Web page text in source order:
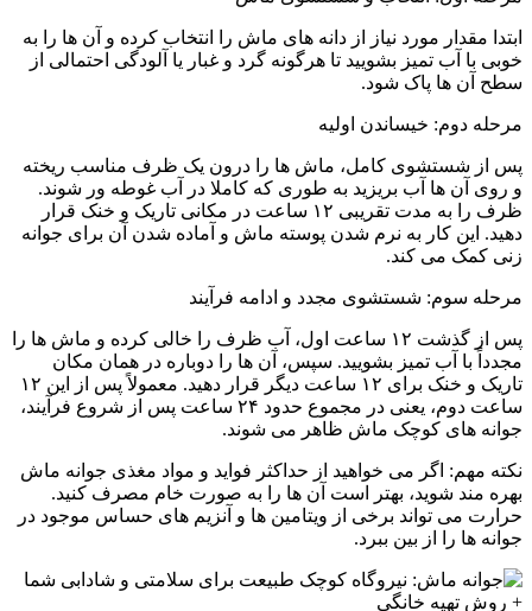
ابتدا مقدار مورد نیاز از دانه های ماش را انتخاب کرده و آن ها را به
خوبی با آب تمیز بشویید تا هرگونه گرد و غبار یا آلودگی احتمالی از
سطح آن ها پاک شود.
مرحله دوم: خیساندن اولیه
پس از شستشوی کامل، ماش ها را درون یک ظرف مناسب ریخته
و روی آن ها آب بریزید به طوری که کاملا در آب غوطه ور شوند.
ظرف را به مدت تقریبی ۱۲ ساعت در مکانی تاریک و خنک قرار
دهید. این کار به نرم شدن پوسته ماش و آماده شدن آن برای جوانه
زنی کمک می کند.
مرحله سوم: شستشوی مجدد و ادامه فرآیند
پس از گذشت ۱۲ ساعت اول، آب ظرف را خالی کرده و ماش ها را
مجدداً با آب تمیز بشویید. سپس، آن ها را دوباره در همان مکان
تاریک و خنک برای ۱۲ ساعت دیگر قرار دهید. معمولاً پس از این ۱۲
ساعت دوم، یعنی در مجموع حدود ۲۴ ساعت پس از شروع فرآیند،
جوانه های کوچک ماش ظاهر می شوند.
نکته مهم: اگر می خواهید از حداکثر فواید و مواد مغذی جوانه ماش
بهره مند شوید، بهتر است آن ها را به صورت خام مصرف کنید.
حرارت می تواند برخی از ویتامین ها و آنزیم های حساس موجود در
جوانه ها را از بین ببرد.